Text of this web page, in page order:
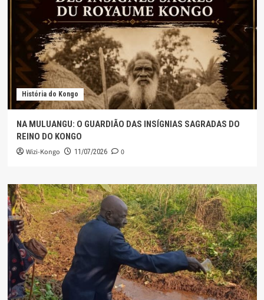
História do Kongo
NA MULUANGU: O GUARDIÃO DAS INSÍGNIAS SAGRADAS DO
REINO DO KONGO
Wizi-Kongo 11/07/2026 0